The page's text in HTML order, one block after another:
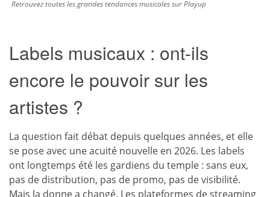
Retrouvez toutes les grandes tendances musicales sur Playup
Labels musicaux : ont-ils
encore le pouvoir sur les
artistes ?
La question fait débat depuis quelques années, et elle
se pose avec une acuité nouvelle en 2026. Les labels
ont longtemps été les gardiens du temple : sans eux,
pas de distribution, pas de promo, pas de visibilité.
Mais la donne a changé. Les plateformes de streaming